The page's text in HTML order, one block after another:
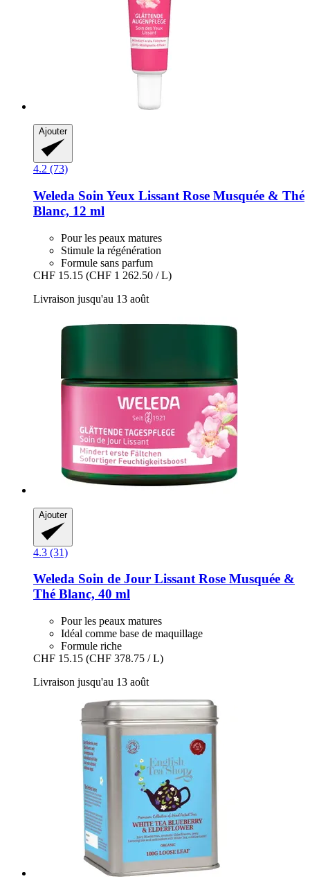
Ajouter
4.2 (73)
Weleda Soin Yeux Lissant Rose Musquée & Thé
Blanc, 12 ml
Pour les peaux matures
Stimule la régénération
Formule sans parfum
CHF 15.15 (CHF 1 262.50 / L)
Livraison jusqu'au 13 août
Ajouter
4.3 (31)
Weleda Soin de Jour Lissant Rose Musquée &
Thé Blanc, 40 ml
Pour les peaux matures
Idéal comme base de maquillage
Formule riche
CHF 15.15 (CHF 378.75 / L)
Livraison jusqu'au 13 août